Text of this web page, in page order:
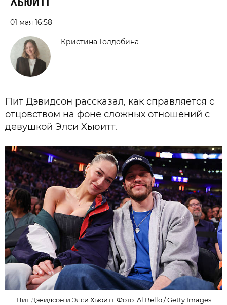
01 мая 16:58
Кристина Голдобина
Пит Дэвидсон рассказал, как справляется с
отцовством на фоне сложных отношений с
девушкой Элси Хьюитт.
Пит Дэвидсон и Элси Хьюитт. Фото: Al Bello / Getty Images